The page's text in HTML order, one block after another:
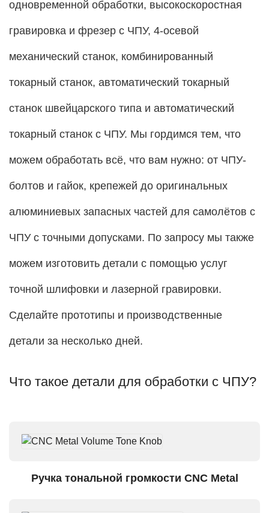
одновременной обработки, высокоскоростная
гравировка и фрезер с ЧПУ, 4-осевой
механический станок, комбинированный
токарный станок, автоматический токарный
станок швейцарского типа и автоматический
токарный станок с ЧПУ. Мы гордимся тем, что
можем обработать всё, что вам нужно: от ЧПУ-
болтов и гайок, крепежей до оригинальных
алюминиевых запасных частей для самолётов с
ЧПУ с точными допусками. По запросу мы также
можем изготовить детали с помощью услуг
точной шлифовки и лазерной гравировки.
Сделайте прототипы и производственные
детали за несколько дней.
Что такое детали для обработки с ЧПУ?
Ручка тональной громкости CNC Metal